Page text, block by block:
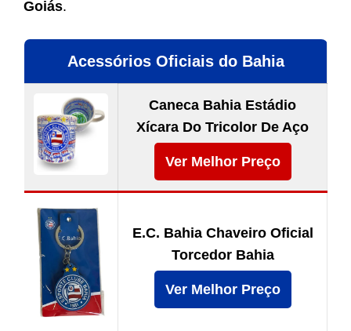
Goiás.
Acessórios Oficiais do Bahia
Caneca Bahia Estádio
Xícara Do Tricolor De Aço
Ver Melhor Preço
E.C. Bahia Chaveiro Oficial
Torcedor Bahia
Ver Melhor Preço